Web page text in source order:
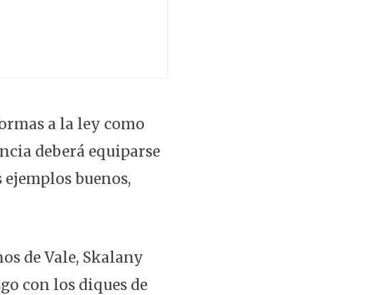
a la ley como
deberá equiparse
buenos,
de Vale, Skalany
con los diques de